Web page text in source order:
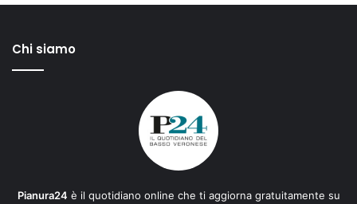
Chi siamo
Pianura24 è il quotidiano online che ti aggiorna gratuitamente su